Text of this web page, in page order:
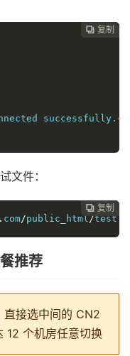
 复制
 复制
 复制
 复制
successfully.</
文件：
 复制
 复制
 复制
. com/public_html /test
推荐
直接选中间的 CN2
12 个机房任意切换